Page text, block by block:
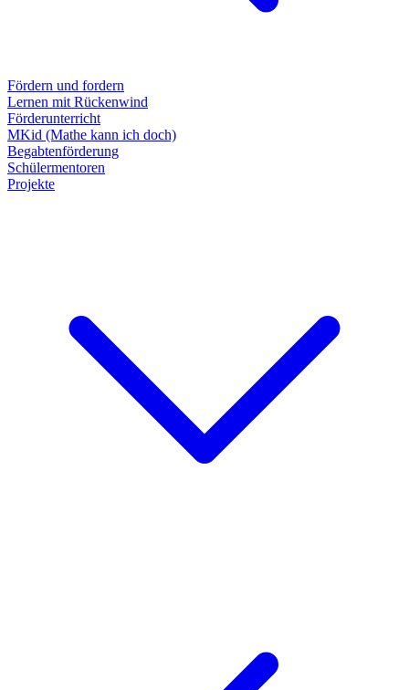
Fördern und fordern
Lernen mit Rückenwind
Förderunterricht
MKid (Mathe kann ich doch)
Begabtenförderung
Schülermentoren
Projekte